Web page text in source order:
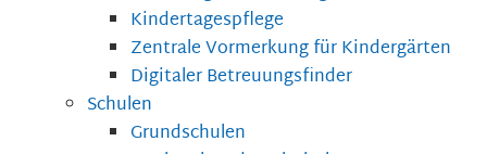
Kindertagespflege
Zentrale Vormerkung für Kindergärten
Digitaler Betreuungsfinder
Schulen
Grundschulen